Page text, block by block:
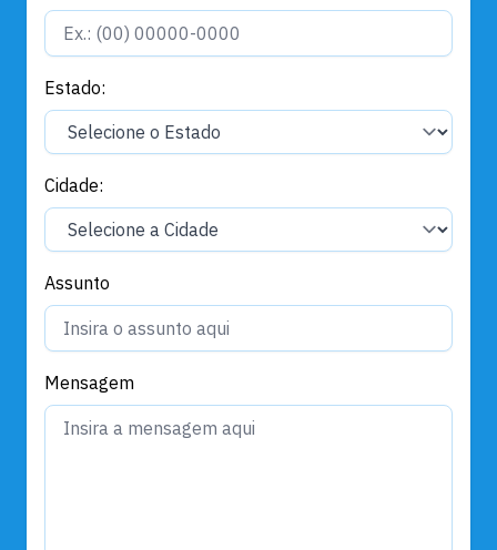
Estado:
Cidade:
Assunto
Mensagem